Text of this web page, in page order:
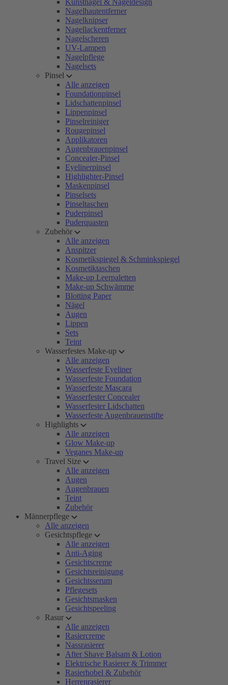
Kunstnägel & Nageldesign
Nagelhautentferner
Nagelknipser
Nagellackentferner
Nagelscheren
UV-Lampen
Nagelpflege
Nagelsets
Pinsel
Alle anzeigen
Foundationpinsel
Lidschattenpinsel
Lippenpinsel
Pinselreiniger
Rougepinsel
Applikatoren
Augenbrauenpinsel
Concealer-Pinsel
Eyelinerpinsel
Highlighter-Pinsel
Maskenpinsel
Pinselsets
Pinseltaschen
Puderpinsel
Puderquasten
Zubehör
Alle anzeigen
Anspitzer
Kosmetikspiegel & Schminkspiegel
Kosmetiktaschen
Make-up Leerpaletten
Make-up Schwämme
Blotting Paper
Nägel
Augen
Lippen
Sets
Teint
Wasserfestes Make-up
Alle anzeigen
Wasserfeste Eyeliner
Wasserfeste Foundation
Wasserfeste Mascara
Wasserfester Concealer
Wasserfester Lidschatten
Wasserfeste Augenbrauenstifte
Highlights
Alle anzeigen
Glow Make-up
Veganes Make-up
Travel Size
Alle anzeigen
Augen
Augenbrauen
Teint
Zubehör
Männerpflege
Alle anzeigen
Gesichtspflege
Alle anzeigen
Anti-Aging
Gesichtscreme
Gesichtsreinigung
Gesichtsserum
Pflegesets
Gesichtsmasken
Gesichtspeeling
Rasur
Alle anzeigen
Rasiercreme
Nassrasierer
After Shave Balsam & Lotion
Elektrische Rasierer & Trimmer
Rasierhobel & Zubehör
Herrenrasierer